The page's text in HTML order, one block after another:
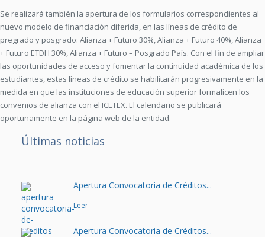
Se realizará también la apertura de los formularios correspondientes al
nuevo modelo de financiación diferida, en las líneas de crédito de
pregrado y posgrado: Alianza + Futuro 30%, Alianza + Futuro 40%, Alianza
+ Futuro ETDH 30%, Alianza + Futuro – Posgrado País. Con el fin de ampliar
las oportunidades de acceso y fomentar la continuidad académica de los
estudiantes, estas líneas de crédito se habilitarán progresivamente en la
medida en que las instituciones de educación superior formalicen los
convenios de alianza con el ICETEX. El calendario se publicará
oportunamente en la página web de la entidad.
Últimas noticias
Apertura Convocatoria de Créditos...
Leer
Apertura Convocatoria de Créditos...